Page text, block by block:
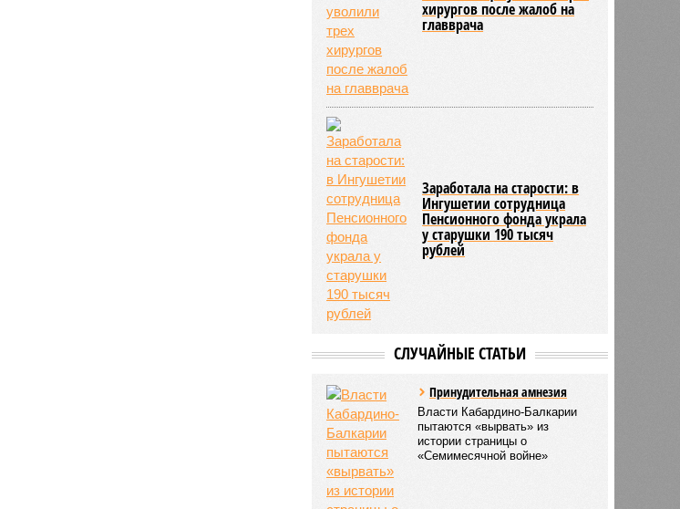
хирургов после жалоб на
главврача
Заработала на старости: в
Ингушетии сотрудница
Пенсионного фонда украла
у старушки 190 тысяч
рублей
СЛУЧАЙНЫЕ СТАТЬИ
Принудительная амнезия
Власти Кабардино-Балкарии
пытаются «вырвать» из
истории страницы о
«Семимесячной войне»